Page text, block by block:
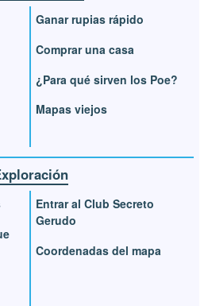
Ganar rupias rápido
Comprar una casa
¿Para qué sirven los Poe?
Mapas viejos
Entrar al Club Secreto
Gerudo
Coordenadas del mapa